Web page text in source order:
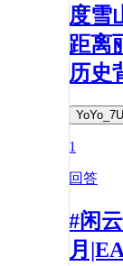
度雪
距离
历史
1
回答
#闲
月